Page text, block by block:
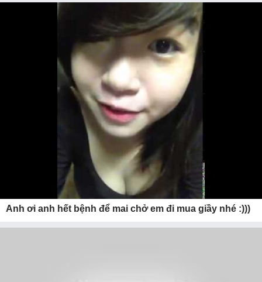
Anh ơi anh hết bệnh để mai chở em đi mua giầy nhé :)))